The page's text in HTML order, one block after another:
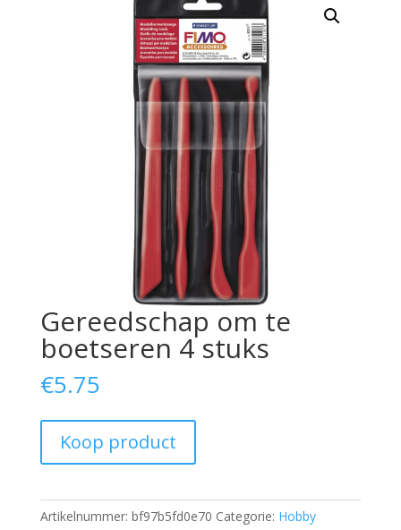
Gereedschap om te
boetseren 4 stuks
€5.75
Koop product
Artikelnummer: bf97b5fd0e70 Categorie: Hobby